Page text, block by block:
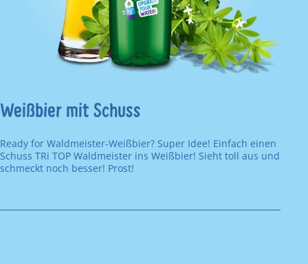
Weißbier mit Schuss
Ready for Waldmeister-Weißbier? Super Idee! Einfach einen
Schuss TRi TOP Waldmeister ins Weißbier! Sieht toll aus und
schmeckt noch besser! Prost!